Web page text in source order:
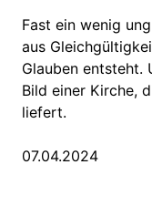
Fast ein wenig
aus
Glauben entsteht.
Bild einer Kirche,
liefert.
07.04.2024